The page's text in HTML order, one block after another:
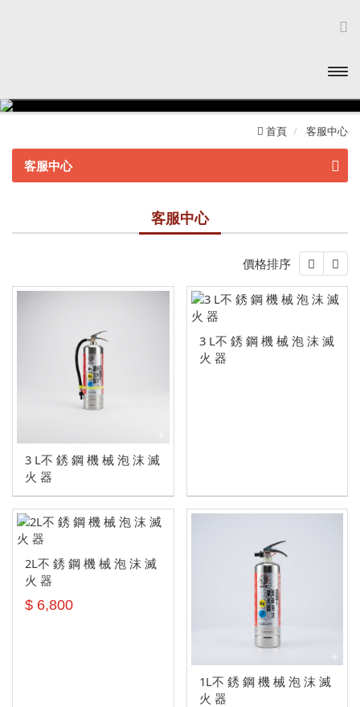
單
首頁 客服中心
客服中心
不鏽鋼系列
環保潔淨氣體滅火器
其他相關配件
滅火器標示牌
滅火器放置箱
客服中心
價格排序
3 L不 銹 鋼 機 械 泡 沫 滅
火 器
3 L不 銹 鋼 機 械 泡 沫 滅
火 器
2L不 銹 鋼 機 械 泡 沫 滅
火 器
$ 6,800
1L不 銹 鋼 機 械 泡 沫 滅
火 器